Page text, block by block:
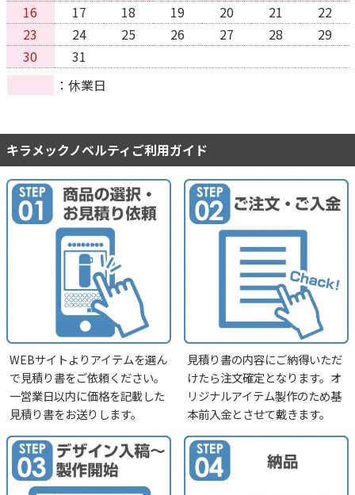
16
17 18 19 20 21
22
23
24 25 26 27 28
29
30
31
休業日
キラメックノベルティご利用ガイド
WEBサイトよりアイテムを選ん
で見積り書をご依頼ください。
一営業日以内に価格を記載した
見積り書をお送りします。
見積り書の内容にご納得いただ
けたら注文確定となります。オ
リジナルアイテム製作のため基
本前入金とさせて戴きます。